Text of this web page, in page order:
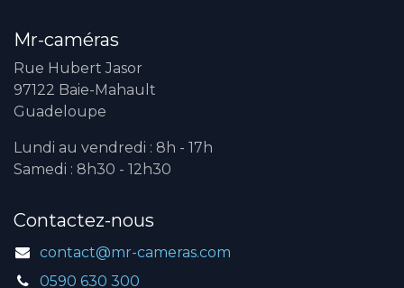
Mr-caméras
Rue Hubert Jasor
97122 Baie-Mahault
Guadeloupe
Lundi au vendredi : 8h - 17h
Samedi : 8h30 - 12h30
Contactez-nous
contact@mr-cameras.com
0590 630 300